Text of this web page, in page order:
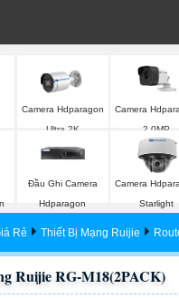
Camera Hdparagon
Ultra 2K
Camera
2.0MP
Đầu Ghi Camera
Hdparagon
Camera
Starlight
Rẻ Thiết Bị Mạng Ruijie
Ruijie RG-M18(2PACK)